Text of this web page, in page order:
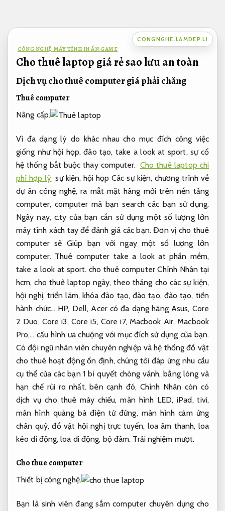
nội
CONGNGHE.LAMDEP.LI
CÔNG NGHỆ MÁY TÍNH IN ẤN GAME
Cho thuê laptop giá rẻ sao lưu an toàn
Dịch vụ cho thuê computer giá phải chăng
Thuê computer
Nâng cấp.
Vì đa dạng lý do khác nhau cho mục đích công việc
giống như hội họp, đào tạo, take a look at sport, sự cố
hệ thống bắt buộc thay computer. Cho thuê laptop chi
phí hợp lý sự kiện, hội họp Các sự kiện, chương trình về
dự án công nghệ, ra mắt mặt hàng mới trên nền tảng
computer, computer mà bạn search các bạn sử dụng.
Ngày nay, c.ty của bạn cần sử dụng một số lượng lớn
máy tính xách tay để đánh giá các bạn. Đơn vị cho thuê
computer sẽ Giúp bạn với ngay một số lượng lớn
computer. Thuê computer take a look at phần mềm,
take a look at sport. cho thuê computer Chính Nhân tại
hcm, cho thuê laptop ngày, theo tháng cho các sự kiện,
hội nghị, triển lãm, khóa đào tạo, đào tạo, đào tạo, tiến
hành chức… HP, Dell, Acer có đa dạng hãng Asus, Core
2 Duo, Core i3, Core i5, Core i7, Macbook Air, Macbook
Pro,… cấu hình ưa chuộng với mục đích sử dụng của bạn.
Có đội ngũ nhân viên chuyên nghiệp và hệ thống đồ vật
cho thuê hoạt động ổn định, chúng tôi đáp ứng nhu cầu
cụ thể của các bạn 1 bí quyết chóng vánh, bằng lòng và
hạn chế rủi ro nhất. bên cạnh đó, Chính Nhân còn có
dịch vụ cho thuê máy chiếu, màn hình LED, iPad, tivi,
màn hình quảng bá điện tử đứng, màn hình cảm ứng
chân quỳ, đồ vật hội nghị trực tuyến, loa âm thanh, loa
kéo di động, loa di động, bộ đàm. Trải nghiệm mượt.
Cho thue computer
Thiết bị công nghệ.
Bạn là sinh viên đang sắm computer chuyên dụng cho